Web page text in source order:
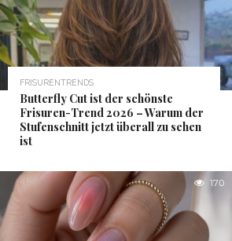
FRISURENTRENDS
Butterfly Cut ist der schönste
Frisuren-Trend 2026 – Warum der
Stufenschnitt jetzt überall zu sehen
ist
170